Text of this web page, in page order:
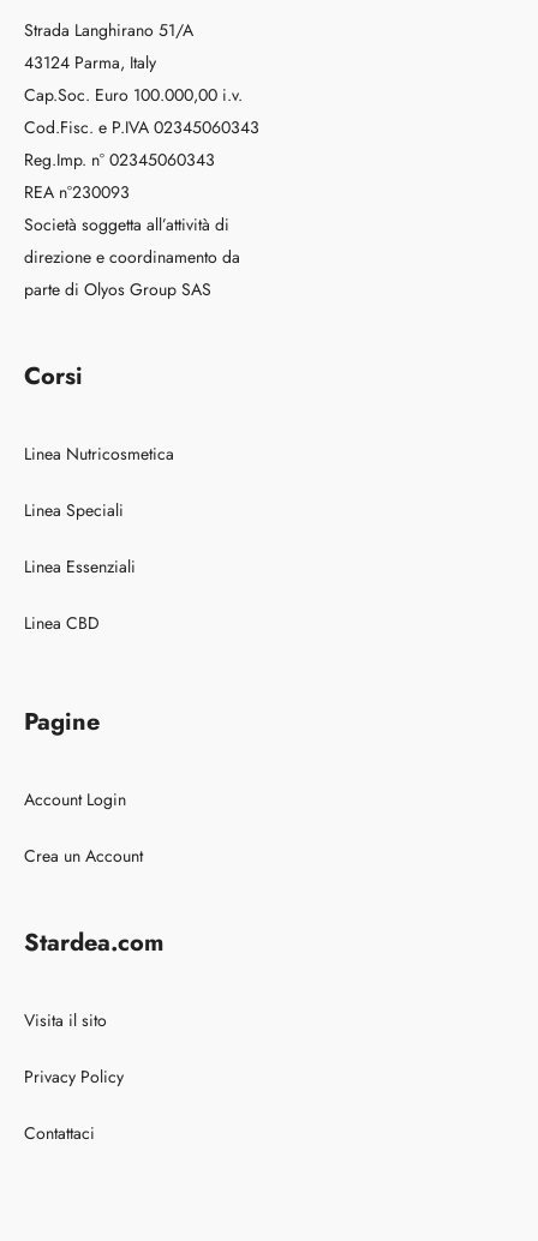
Strada Langhirano 51/A
43124 Parma, Italy
Cap.Soc. Euro 100.000,00 i.v.
Cod.Fisc. e P.IVA 02345060343
Reg.Imp. n° 02345060343
REA n°230093
Società soggetta all’attività di
direzione e coordinamento da
parte di Olyos Group SAS
Corsi
Linea Nutricosmetica
Linea Speciali
Linea Essenziali
Linea CBD
Pagine
Account Login
Crea un Account
Stardea.com
Visita il sito
Privacy Policy
Contattaci